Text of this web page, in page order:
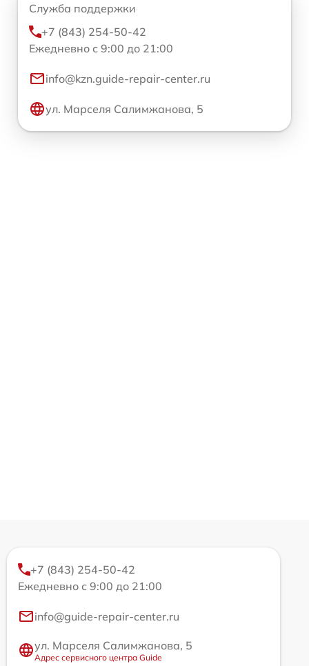
Служба поддержки
+7 (843) 254-50-42
Ежедневно с 9:00 до 21:00
info@kzn.guide-repair-center.ru
ул. Марселя Салимжанова, 5
+7 (843) 254-50-42
Ежедневно с 9:00 до 21:00
info@guide-repair-center.ru
ул. Марселя Салимжанова, 5
Адрес сервисного центра Guide